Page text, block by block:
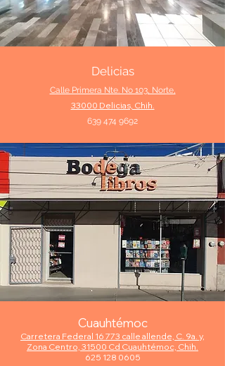
Delicias
Calle Primera Nte. No 103, Norte,
33000 Delicias, Chih.
639 474 9692
Cuauhtémoc
Carretera Federal 16 773 calle allende, C. 9a. y,
Zona Centro, 31500 Cd Cuauhtémoc, Chih.
625 128 0605